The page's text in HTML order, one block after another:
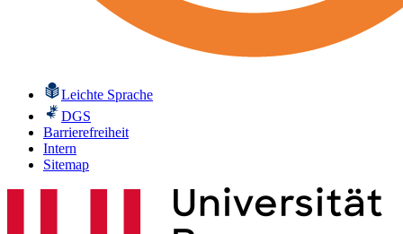
Leichte Sprache
DGS
Barrierefreiheit
Intern
Sitemap